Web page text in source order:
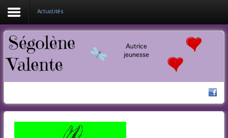
Coucou !
Mes livres
Nouveautés
Actualités